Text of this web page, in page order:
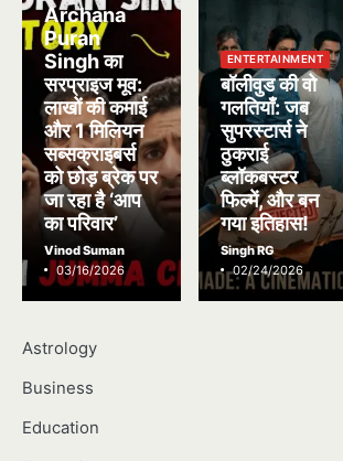
Archana
Puran
Singh का
सरप्राइज मूव:
लाखों की कमाई
और 1 मिलियन
सब्सक्राइबर्स
को छोड़ ब्रेक पर
जा रहा है ‘आप
का परिवार’
Vinod Suman
03/16/2026
ENTERTAINMENT
बॉलीवुड की वो
गलतियाँ: जब
सुपरस्टार्स ने
ठुकराई
ब्लॉकबस्टर
फिल्में, और बन
गया इतिहास!
Singh RG
02/24/2026
Astrology
Business
Education